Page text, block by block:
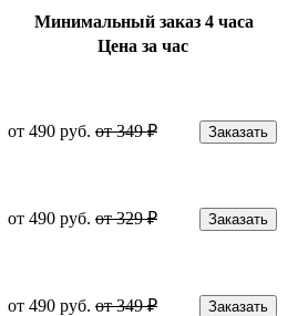
Минимальный заказ 4 часа
Цена за час
от 490 руб. от 349 ₽ Заказать
от 490 руб. от 329 ₽ Заказать
от 490 руб. от 349 ₽ Заказать